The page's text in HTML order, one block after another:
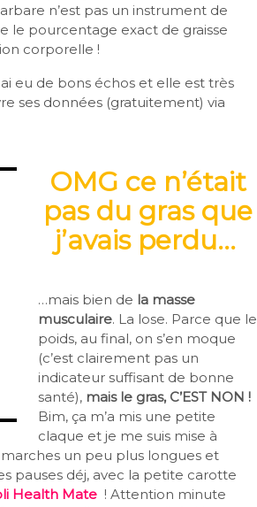
n’est pas un instrument de
le pourcentage exact de graisse
corporelle !
ai eu de bons échos et elle est très
ses données (gratuitement) via
OMG ce n’était
pas du gras que
j’avais perdu…
…mais bien de la masse
musculaire. La lose. Parce que le
poids, au final, on s’en moque
(c’est clairement pas un
indicateur suffisant de bonne
santé), mais le gras, C’EST NON !
Bim, ça m’a mis une petite
claque et je me suis mise à
un peu plus longues et
pauses déj, avec la petite carotte
Health Mate ! Attention minute